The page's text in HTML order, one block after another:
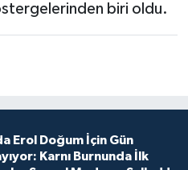
biri oldu.
Erol Doğum İçin Gün
Karnı Burnunda İlk